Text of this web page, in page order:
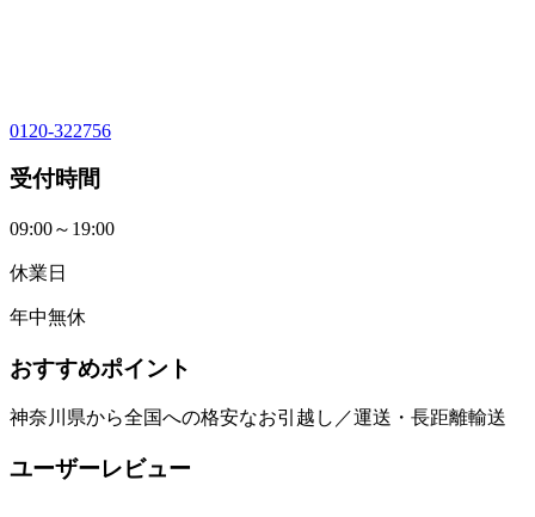
0120-322756
受付時間
09:00～19:00
休業日
年中無休
おすすめポイント
神奈川県から全国への格安なお引越し／運送・長距離輸送
ユーザーレビュー